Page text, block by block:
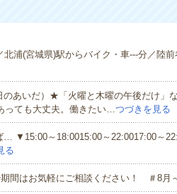
浦(宮城県)駅からバイク・車---分／陸
のあいだ）★「火曜と木曜の午後だけ」
っても大丈夫。働きたい…つづきを見る
▼15:00～18:0015:00～22:0017:00～
る
間はお気軽にご相談ください！ ＃8月